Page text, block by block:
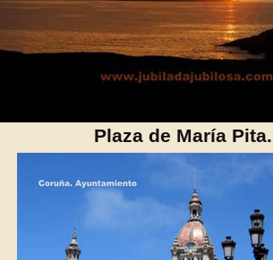
Plaza de María